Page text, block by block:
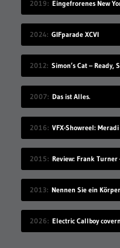
2019
2024 GIFparade XCVI
2012 Simon’s Cat – Ready,
2007 Das ist Alles.
2016 VFX-Showreel:
2015
2013
2026 Electric Callboy